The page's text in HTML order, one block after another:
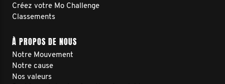
Créez votre Mo Challenge
Classements
À PROPOS DE NOUS
Notre Mouvement
Notre cause
Nos valeurs